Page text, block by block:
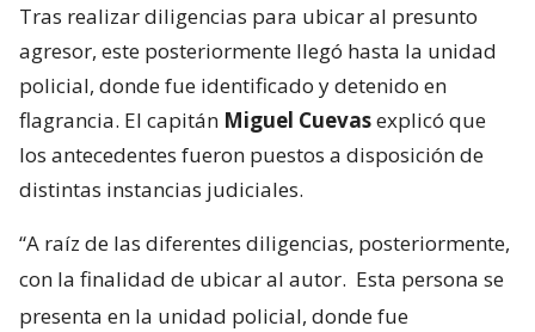
Tras realizar diligencias para ubicar al presunto
agresor, este posteriormente llegó hasta la unidad
policial, donde fue identificado y detenido en
flagrancia. El capitán Miguel Cuevasexplicó que
los antecedentes fueron puestos a disposición de
distintas instancias judiciales.
“A raíz de las diferentes diligencias, posteriormente,
con la finalidad de ubicar al autor. Esta persona se
presenta en la unidad policial, donde fue